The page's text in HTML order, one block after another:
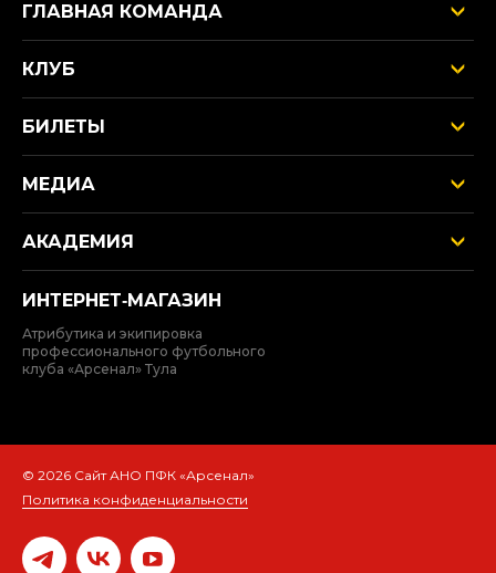
ГЛАВНАЯ КОМАНДА
КЛУБ
БИЛЕТЫ
МЕДИА
АКАДЕМИЯ
ИНТЕРНЕТ‑МАГАЗИН
Атрибутика и экипировка
профессионального футбольного
клуба «Арсенал» Тула
© 2026 Сайт АНО ПФК «Арсенал»
Политика конфиденциальности